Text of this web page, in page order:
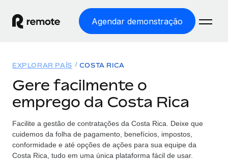
Agendar demonstração
EMPREGO GLOBAL
Processamento Salarial
Processamento salarial fácil e em conformidade
Employer of Record
Soluções
COBERTURA GLOBAL
Explorador de países
Encontra apoio para emprego global por país
Preçário
EXPLORAR PAÍS COSTA RICA
Gere facilmente o
emprego da Costa Rica
Facilite a gestão de contratações da Costa Rica. Deixe que
cuidemos da folha de pagamento, benefícios, impostos,
conformidade e até opções de ações para sua equipe da
Costa Rica, tudo em uma única plataforma fácil de usar.